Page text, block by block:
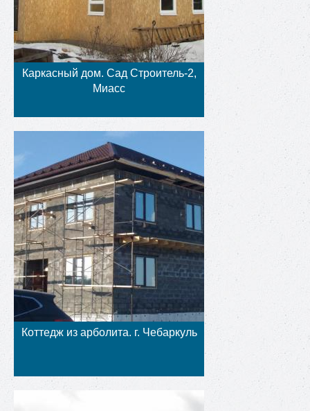
Каркасный дом. Сад Строитель-2,
Миасс
Коттедж из арболита. г. Чебаркуль